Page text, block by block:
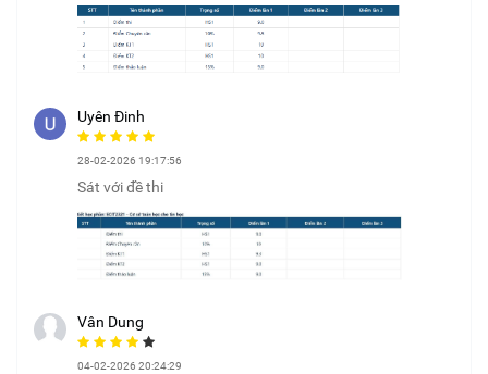
Uyên Đinh
28-02-2026 19:17:56
Sát với đề thi
Vân Dung
04-02-2026 20:24:29